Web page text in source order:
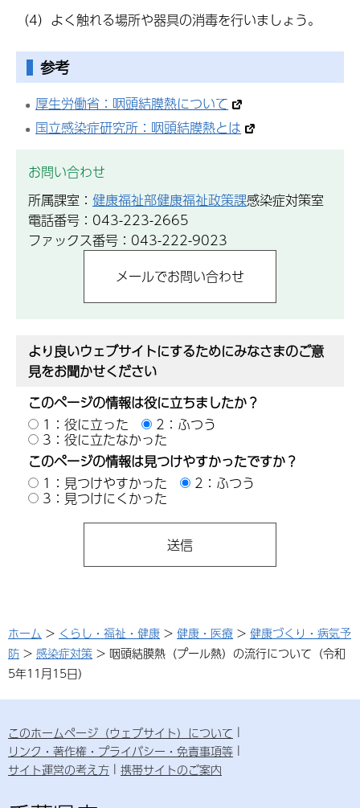
（4）よく触れる場所や器具の消毒を行いましょう。
参考
厚生労働省：咽頭結膜熱について
国立感染症研究所：咽頭結膜熱とは
お問い合わせ
所属課室： 健康福祉部健康福祉政策課感染症対策室
電話番号：043-223-2665
ファックス番号：043-222-9023
より良いウェブサイトにするためにみなさまのご意
見をお聞かせください
このページの情報は役に立ちましたか？
1：役に立った
2：ふつう
3：役に立たなかった
このページの情報は見つけやすかったですか？
1：見つけやすかった
2：ふつう
3：見つけにくかった
ホーム > くらし・福祉・健康 > 健康・医療 > 健康づくり・病気予
防 > 感染症対策 > 咽頭結膜熱（プール熱）の流行について（令和
5年11月15日）
このホームページ（ウェブサイト）について
リンク・著作権・プライバシー・免責事項等
サイト運営の考え方
携帯サイトのご案内